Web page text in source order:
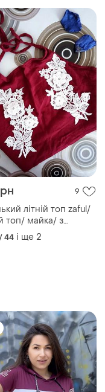
9
літній топ zaful/
топ/ майка/ з
44 і ще 2